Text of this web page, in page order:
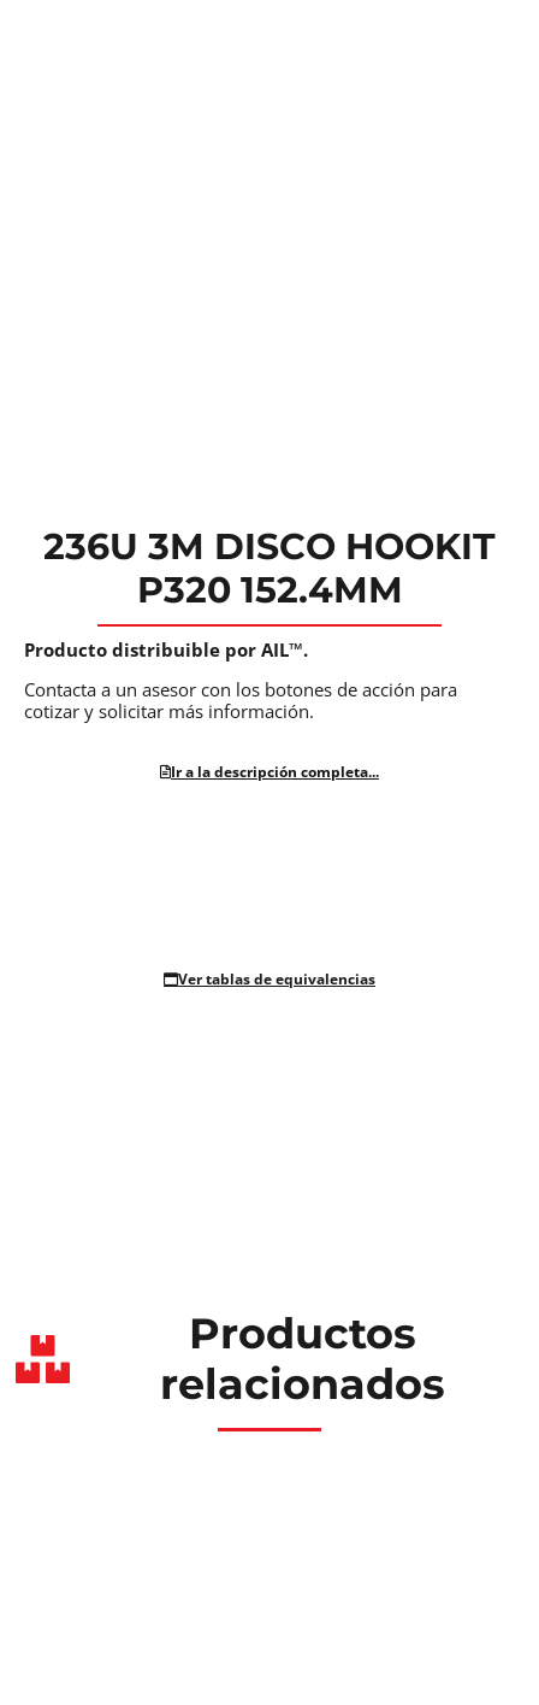
236U 3M DISCO HOOKIT
P320 152.4MM
Producto distribuible por AIL™.
Contacta a un asesor con los botones de acción para
cotizar y solicitar más información.
Ir a la descripción completa...
Ver tablas de equivalencias
Productos
relacionados